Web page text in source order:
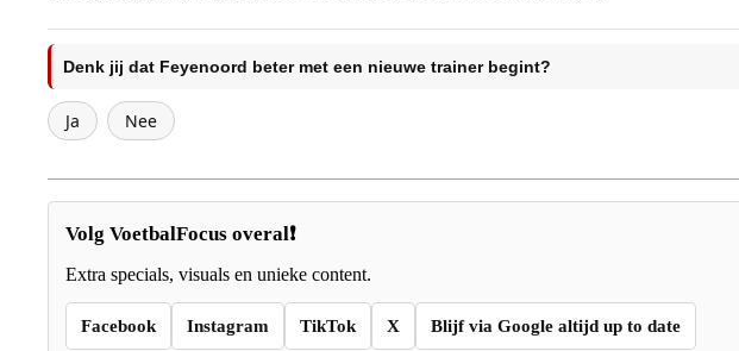
Denk jij dat Feyenoord beter met een nieuwe trainer begint?
Ja Nee
Volg VoetbalFocus overal❗
Extra specials, visuals en unieke content.
Facebook Instagram TikTok X Blijf via Google altijd up to date